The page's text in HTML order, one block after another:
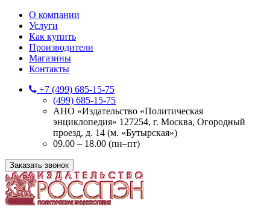
О компании
Услуги
Как купить
Производители
Магазины
Контакты
+7 (499) 685-15-75
(499) 685-15-75
АНО «Издательство «Политическая
энциклопедия» 127254, г. Москва, Огородный
проезд, д. 14 (м. «Бутырская»)
09.00 – 18.00 (пн–пт)
Заказать звонок